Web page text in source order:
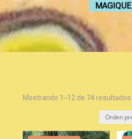
MAGIQUE
Mostrando 1–12 de 74 resultados